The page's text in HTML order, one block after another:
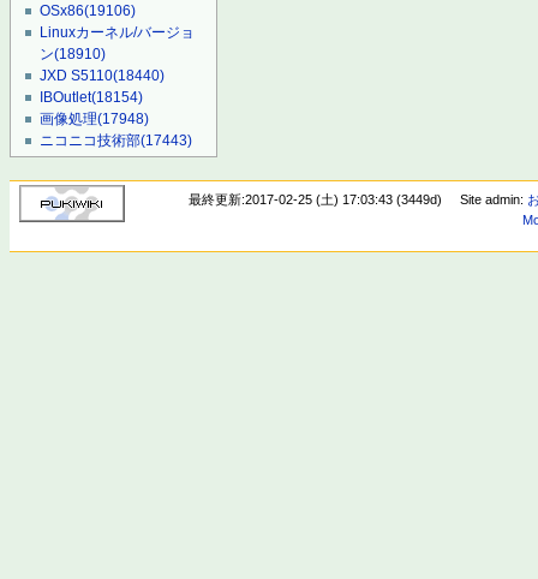
OSx86(19106)
Linuxカーネル/バージョ
ン(18910)
JXD S5110(18440)
IBOutlet(18154)
画像処理(17948)
ニコニコ技術部(17443)
最終更新:2017-02-25 (土) 17:03:43 (3449d) Site admin: